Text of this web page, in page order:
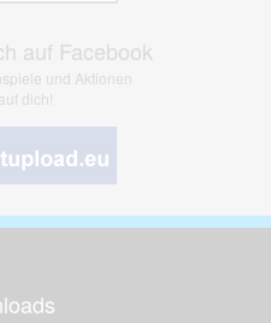
auf Facebook
und Aktionen
dich!